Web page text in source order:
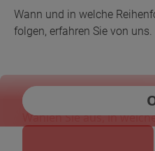
Wann und in welche
folgen, erfahren Sie von uns.